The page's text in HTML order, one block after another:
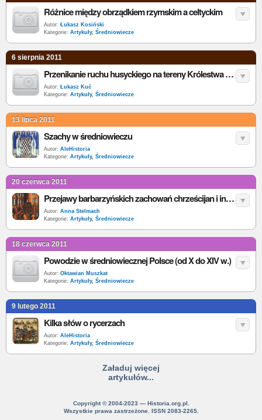
Różnice między obrządkiem rzymskim a celtyckim
Autor: Łukasz Kosiński
Kategorie: Artykuły, Średniowiecze
6 sierpnia 2011
Przenikanie ruchu husyckiego na tereny Królestwa Polskiego w XV w.
Autor: Łukasz Kuć
Kategorie: Artykuły, Średniowiecze
13 lipca 2011
Szachy w średniowieczu
Autor: AleHistoria
Kategorie: Artykuły, Średniowiecze
20 czerwca 2011
Przejawy barbarzyńskich zachowań chrześcijan i innowierców podczas pierwszej krucjaty (1096-1099)
Autor: Anna Stelmach
Kategorie: Artykuły, Średniowiecze
18 czerwca 2011
Powodzie w średniowiecznej Polsce (od X do XIV w.)
Autor: Oktawian Muszkat
Kategorie: Artykuły, Średniowiecze
9 lutego 2011
Kilka słów o rycerzach
Autor: AleHistoria
Kategorie: Artykuły, Średniowiecze
Załaduj więcej
artykułów...
Copyright © 2004-2023 — Historia.org.pl.
Wszystkie prawa zastrzeżone. ISSN 2083-2265.